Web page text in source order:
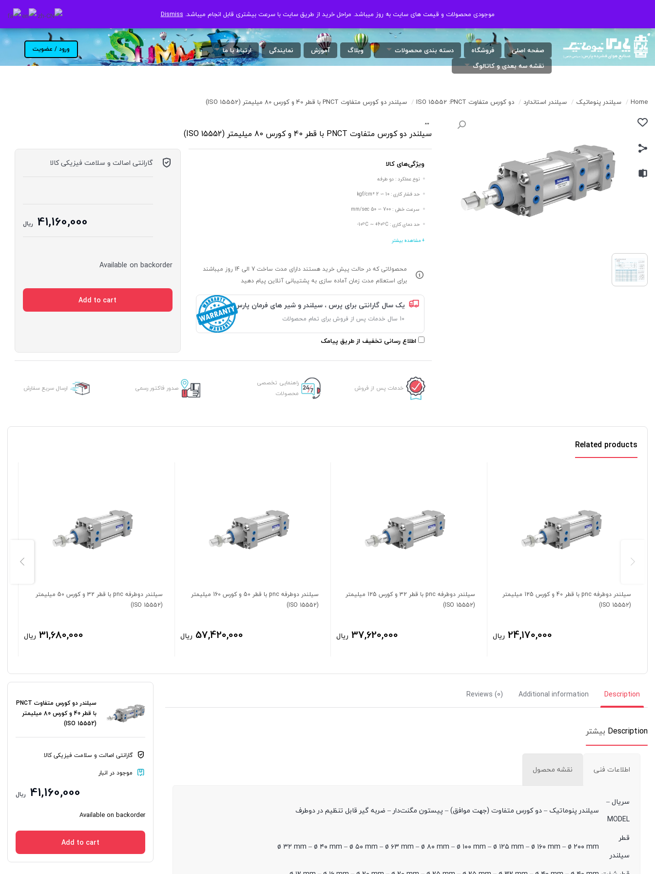
موجودی محصولات و قیمت های سایت به روز میباشد. مراحل خرید از طریق سایت با سرعت بیشتری قابل انجام میباشد.Dismiss شنبه الی چهارشنبه ( 17:30 / 8 ) پنجشنبه
صفحه اصلی فروشگاه دسته بندی محصولات وبلاگ آموزش نمایندگی
ارتباط با ما
نقشه سه بعدی و کاتالوگ
ورود / عضویت
موجودی محصولات و قیمت های سایت به روز میباشد. مراحل خرید از طریق سایت با سرعت بیشتری قابل انجام میباشد.Dismiss
Home
/ سیلندر پنوماتیک / سیلندر استاندارد / دو کورس متفاوت ISO 15552 :PNCT / سیلندر دو کورس متفاوت PNCT با قطر 40 و کورس 80 میلیمتر (ISO 15552)
,
,
,
سیلندر دو کورس متفاوت PNCT با قطر 40 و کورس 80 میلیمتر (ISO 15552)
ویژگی‌های کالا
نوع عملکرد : دو طرفه
حد فشار کاری : 10 ∼ 2 kgf/cm²
سرعت خطی : 700 ∼ 50 mm/sec
حد دمای کاری : 10ºC ∼ +60ºC-
+ مشاهده بیشتر
محصولاتی که در حالت پیش خرید هستند دارای مدت ساخت 7 الی 14 روز میباشند
برای استعلام مدت زمان آماده سازی به پشتیبانی آنلاین پیام دهید
یک سال گارانتی برای پرس ، سیلندر و شیر های فرمان پارس
10 سال خدمات پس از فروش برای تمام محصولات
اطلاع رسانی تخفیف از طریق پیامک
گارانتی اصالت و سلامت فیزیکی کالا
41,160,000 ریال
Available on backorder
Add to cart
خدمات پس از فروش
راهنمایی تخصصی
محصولات
صدور فاکتور رسمی ارسال سریع سفارش
Related products
سیلندر دوطرفه pnc با قطر 40 و کورس 125 میلیمتر
(ISO 15552)
24,170,000 ریال
سیلندر دوطرفه pnc با قطر 32 و کورس 125 میلیمتر
(ISO 15552)
37,620,000 ریال
سیلندر دوطرفه pnc با قطر 50 و کورس 160 میلیمتر
(ISO 15552)
57,420,000 ریال
سیلندر دوطرفه pnc با قطر 32 و کورس 50 میلیمتر
(ISO 15552)
31,680,000 ریال
Description
Additional information
Reviews (0)
Description بیشتر
اطلاعات فنی نقشه محصول
سریال –
MODEL
سیلندر پنوماتیک – دو کورس متفاوت (جهت موافق) – پیستون مگنت‌دار – ضربه گیر قابل تنظیم در دوطرف
قطر
سیلندر
ø ۳۲ mm – ø ۴۰ mm – ø ۵۰ mm – ø ۶۳ mm – ø ۸۰ mm – ø ۱۰۰ mm – ø ۱۲۵ mm – ø ۱۶۰ mm – ø ۲۰۰ mm
سیلندر دو کورس متفاوت PNCT
با قطر 40 و کورس 80 میلیمتر
(ISO 15552)
گارانتی اصالت و سلامت فیزیکی کالا
موجود در انبار
41,160,000 ریال
Available on backorder
Add to cart